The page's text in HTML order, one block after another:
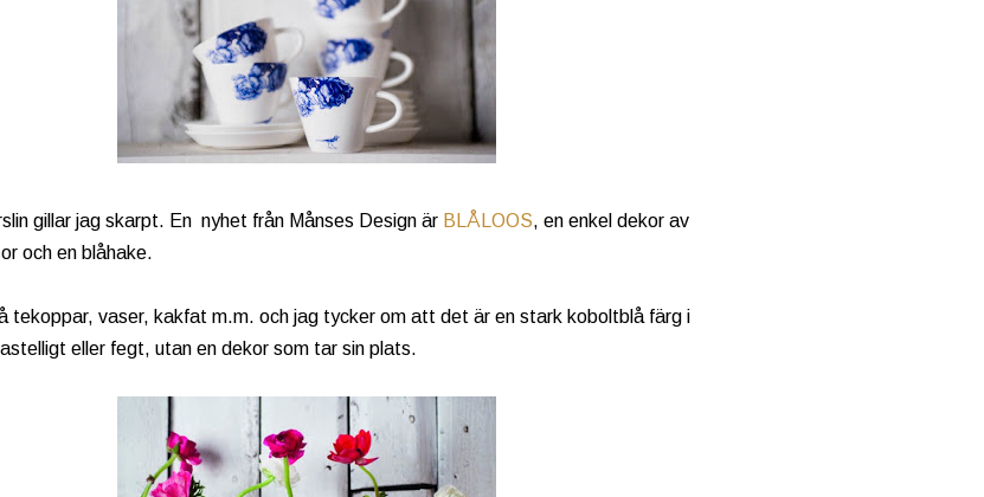
gillar jag skarpt. En nyhet från Månses Design är BLÅLOOS, en enkel dekor av
och en blåhake.
tekoppar, vaser, kakfat m.m. och jag tycker om att det är en stark koboltblå färg i
eller fegt, utan en dekor som tar sin plats.